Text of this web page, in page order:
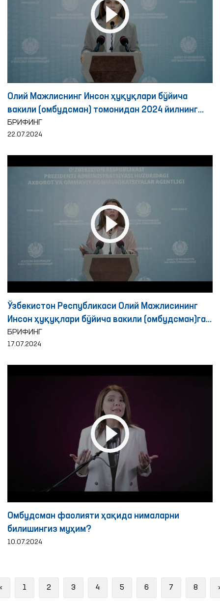
Олий Мажлиснинг Инсон ҳуқуқлари бўйича
вакили (омбудсман) томонидан 2024 йилнинг
биринчи ярим йиллигида қийноққа солиш
ҳолатларини аниқлаш ва олдини олиш юзасидан
БРИФИНГ
22.07.2024
Ўзбекистон Республикаси Олий Мажлисининг
Инсон ҳуқуқлари бўйича вакили (омбудсман)га
2024 йилнинг биринчи ярим йиллигида
фуқаролардан келиб тушган мурожаатлар ва
БРИФИНГ
17.07.2024
Омбудсман фаолияти ҳақида нималарни
билишингиз муҳим?
10.07.2024
Previous
1 2 3 4 5 6 7 8